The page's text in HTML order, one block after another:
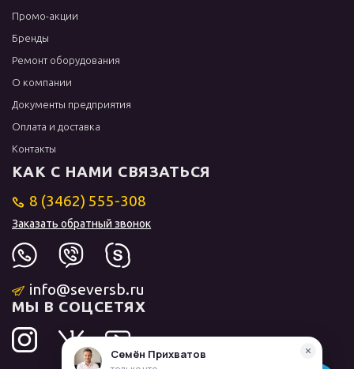
Промо-акции
Бренды
Ремонт оборудования
О компании
Документы предприятия
Оплата и доставка
Контакты
КАК С НАМИ СВЯЗАТЬСЯ
8 (3462) 555-308
Заказать обратный звонок
info@seversb.ru
МЫ В СОЦСЕТЯХ